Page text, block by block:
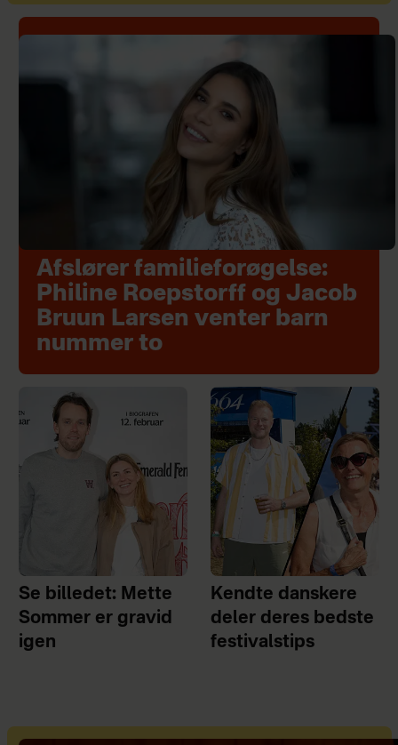
Afslører familieforøgelse:
Philine Roepstorff og Jacob
Bruun Larsen venter barn
nummer to
Se billedet: Mette
Sommer er gravid
igen
Kendte danskere
deler deres bedste
festivalstips